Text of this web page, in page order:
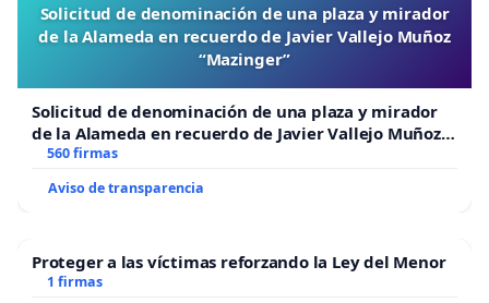
Solicitud de denominación de una plaza y mirador
de la Alameda en recuerdo de Javier Vallejo Muñoz
“Mazinger”
Solicitud de denominación de una plaza y mirador
de la Alameda en recuerdo de Javier Vallejo Muñoz
“Mazinger”
560 firmas
Aviso de transparencia
Proteger a las víctimas reforzando la Ley del Menor
1 firmas